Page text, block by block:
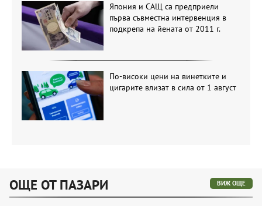
Япония и САЩ са предприели
първа съвместна интервенция в
подкрепа на йената от 2011 г.
По-високи цени на винетките и
цигарите влизат в сила от 1 август
ОЩЕ ОТ ПАЗАРИ ВИЖ ОЩЕ